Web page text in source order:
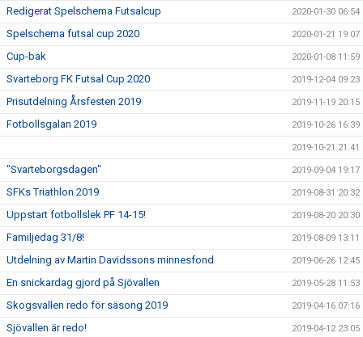
Redigerat Spelschema Futsalcup 2020-01-30 06:54
Spelschema futsal cup 2020 2020-01-21 19:07
Cup-bak 2020-01-08 11:59
Svarteborg FK Futsal Cup 2020 2019-12-04 09:23
Prisutdelning Årsfesten 2019 2019-11-19 20:15
Fotbollsgalan 2019 2019-10-26 16:39
2019-10-21 21:41
"Svarteborgsdagen" 2019-09-04 19:17
SFKs Triathlon 2019 2019-08-31 20:32
Uppstart fotbollslek PF 14-15! 2019-08-20 20:30
Familjedag 31/8! 2019-08-09 13:11
Utdelning av Martin Davidssons minnesfond 2019-06-26 12:45
En snickardag gjord på Sjövallen 2019-05-28 11:53
Skogsvallen redo för säsong 2019 2019-04-16 07:16
Sjövallen är redo! 2019-04-12 23:05